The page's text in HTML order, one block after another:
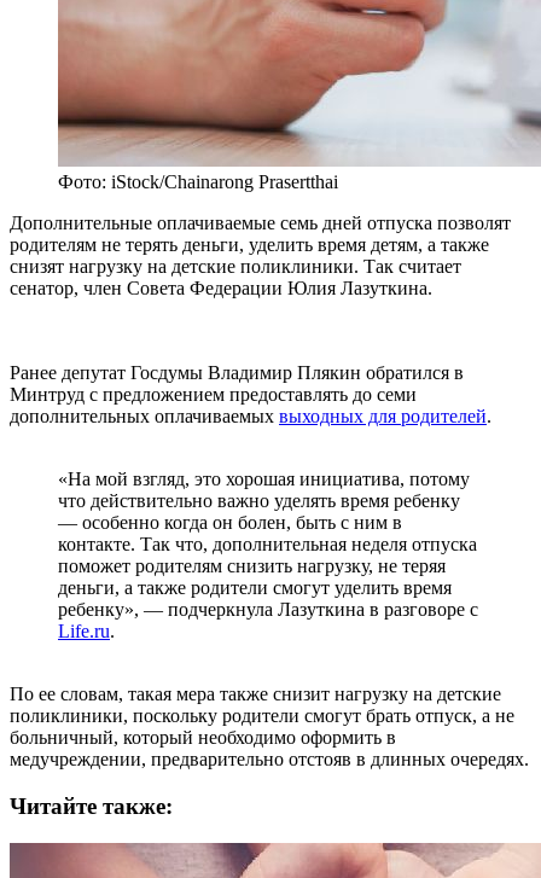
Фото: iStock/Chainarong Prasertthai
Дополнительные оплачиваемые семь дней отпуска позволят
родителям не терять деньги, уделить время детям, а также
снизят нагрузку на детские поликлиники. Так считает
сенатор, член Совета Федерации Юлия Лазуткина.
Ранее депутат Госдумы Владимир Плякин обратился в
Минтруд с предложением предоставлять до семи
дополнительных оплачиваемых выходных для родителей.
«На мой взгляд, это хорошая инициатива, потому
что действительно важно уделять время ребенку
— особенно когда он болен, быть с ним в
контакте. Так что, дополнительная неделя отпуска
поможет родителям снизить нагрузку, не теряя
деньги, а также родители смогут уделить время
ребенку», — подчеркнула Лазуткина в разговоре с
Life.ru.
По ее словам, такая мера также снизит нагрузку на детские
поликлиники, поскольку родители смогут брать отпуск, а не
больничный, который необходимо оформить в
медучреждении, предварительно отстояв в длинных очередях.
Читайте также: